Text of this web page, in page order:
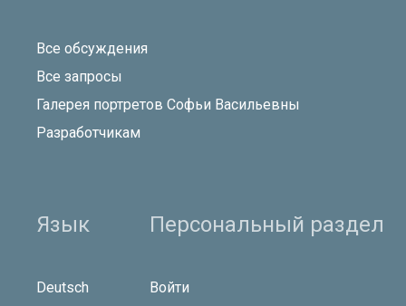
Все обсуждения
Все запросы
Галерея портретов Софьи Васильевны
Разработчикам
Язык
Deutsch
Персональный раздел
Войти